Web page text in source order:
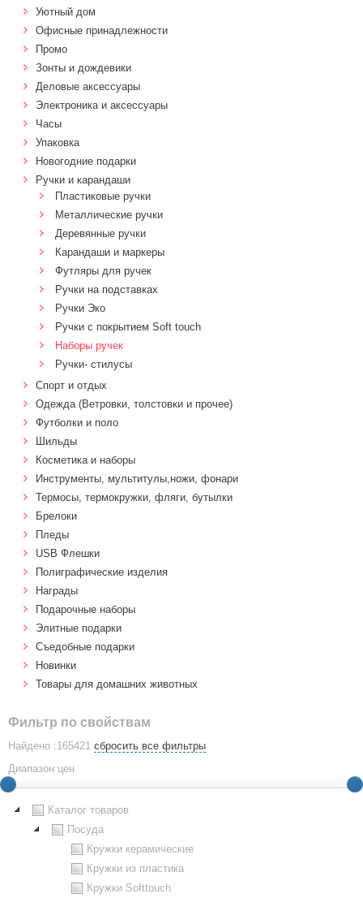
Уютный дом
Офисные принадлежности
Промо
Зонты и дождевики
Деловые аксессуары
Электроника и аксессуары
Часы
Упаковка
Новогодние подарки
Ручки и карандаши
Пластиковые ручки
Металлические ручки
Деревянные ручки
Карандаши и маркеры
Футляры для ручек
Ручки на подставках
Ручки Эко
Ручки с покрытием Soft touch
Наборы ручек
Ручки- стилусы
Спорт и отдых
Одежда (Ветровки, толстовки и прочее)
Футболки и поло
Шильды
Косметика и наборы
Инструменты, мультитулы,ножи, фонари
Термосы, термокружки, фляги, бутылки
Брелоки
Пледы
USB Флешки
Полиграфические изделия
Награды
Подарочные наборы
Элитные подарки
Cъедобные подарки
Новинки
Товары для домашних животных
Фильтр по свойствам
Найдено :165421 сбросить все фильтры
Диапазон цен
Каталог товаров
Посуда
Кружки керамические
Кружки из пластика
Кружки Softtouch